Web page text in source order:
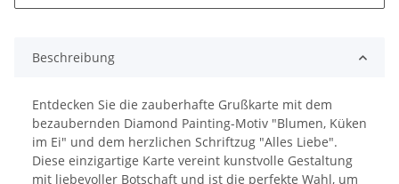
Beschreibung
Entdecken Sie die zauberhafte Grußkarte mit dem
bezaubernden Diamond Painting-Motiv "Blumen, Küken
im Ei" und dem herzlichen Schriftzug "Alles Liebe".
Diese einzigartige Karte vereint kunstvolle Gestaltung
mit liebevoller Botschaft und ist die perfekte Wahl, um